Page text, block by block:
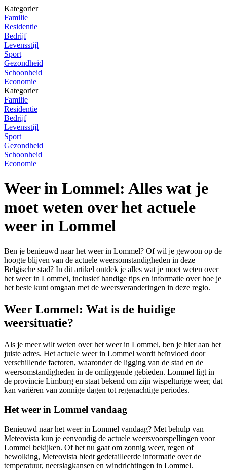
Kategorier
Familie
Residentie
Bedrijf
Levensstijl
Sport
Gezondheid
Schoonheid
Economie
Kategorier
Familie
Residentie
Bedrijf
Levensstijl
Sport
Gezondheid
Schoonheid
Economie
Weer in Lommel: Alles wat je
moet weten over het actuele
weer in Lommel
Ben je benieuwd naar het weer in Lommel? Of wil je gewoon op de
hoogte blijven van de actuele weersomstandigheden in deze
Belgische stad? In dit artikel ontdek je alles wat je moet weten over
het weer in Lommel, inclusief handige tips en informatie over hoe je
het beste kunt omgaan met de weersveranderingen in deze regio.
Weer Lommel: Wat is de huidige
weersituatie?
Als je meer wilt weten over het weer in Lommel, ben je hier aan het
juiste adres. Het actuele weer in Lommel wordt beïnvloed door
verschillende factoren, waaronder de ligging van de stad en de
weersomstandigheden in de omliggende gebieden. Lommel ligt in
de provincie Limburg en staat bekend om zijn wispelturige weer, dat
kan variëren van zonnige dagen tot regenachtige periodes.
Het weer in Lommel vandaag
Benieuwd naar het weer in Lommel vandaag? Met behulp van
Meteovista kun je eenvoudig de actuele weersvoorspellingen voor
Lommel bekijken. Of het nu gaat om zonnig weer, regen of
bewolking, Meteovista biedt gedetailleerde informatie over de
temperatuur, neerslagkansen en windrichtingen in Lommel.